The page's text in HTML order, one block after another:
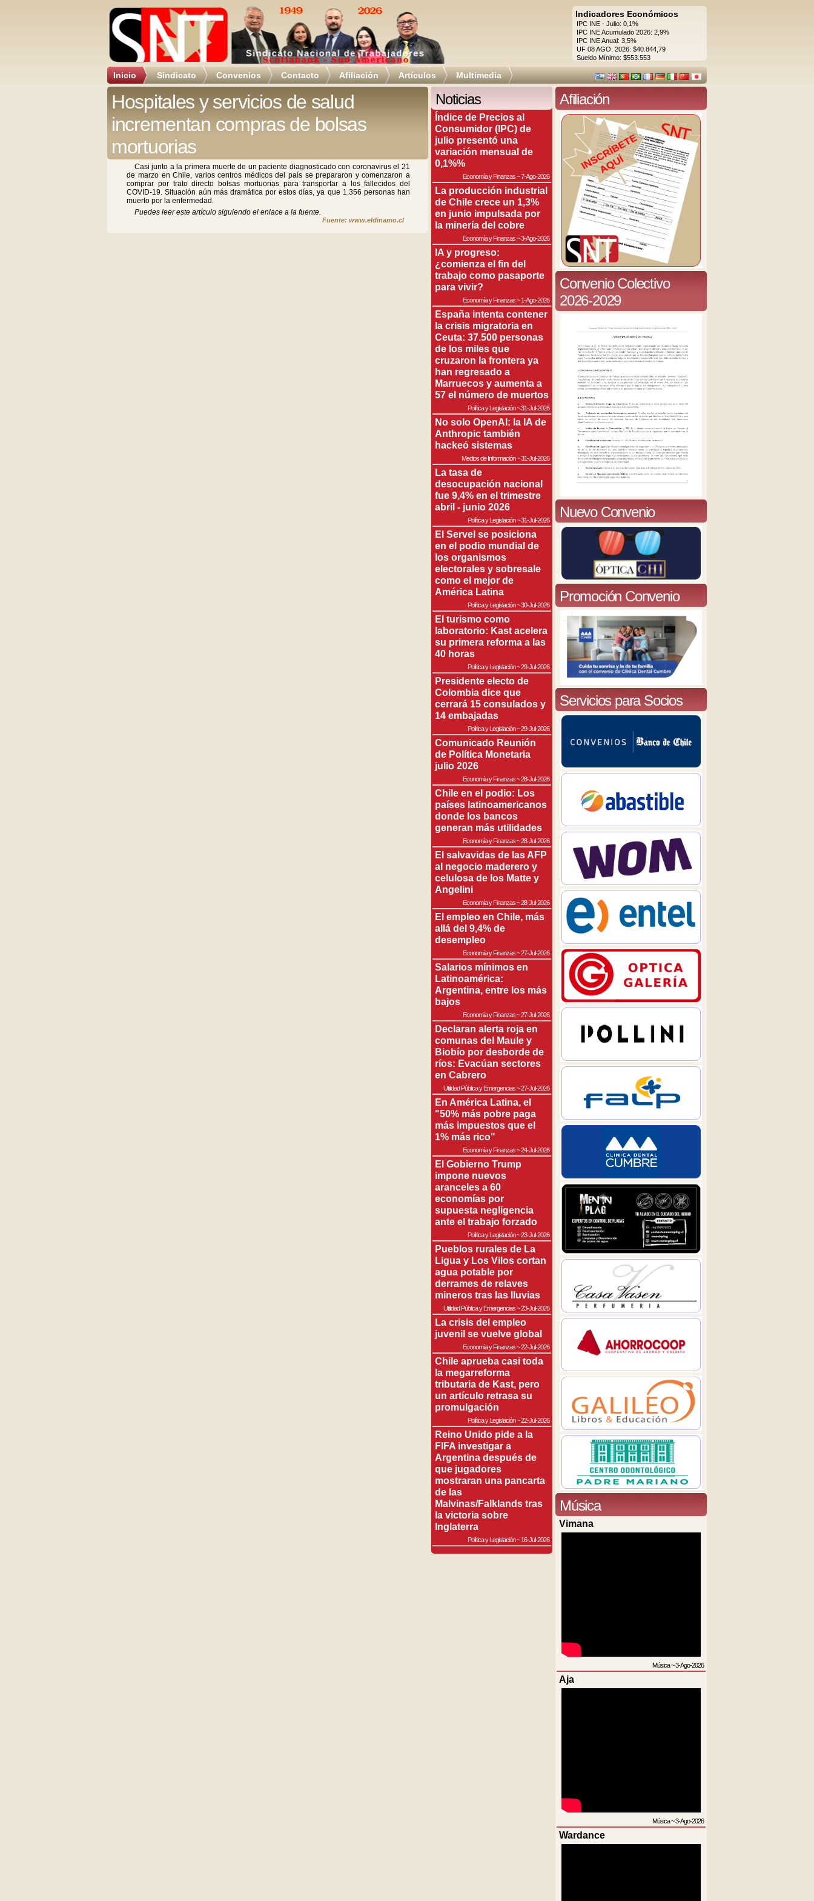
Indicadores Económicos
IPC INE - Julio: 0,1%
IPC INE Acumulado 2026: 2,9%
IPC INE Anual: 3,5%
UF 08 AGO. 2026: $40.844,79
Sueldo Mínimo: $553.553
Inicio Sindicato Convenios Contacto Afiliación Artículos Multimedia
Hospitales y servicios de salud
incrementan compras de bolsas
mortuorias
Casi junto a la primera muerte de un paciente diagnosticado con coronavirus el 21
de marzo en Chile, varios centros médicos del país se prepararon y comenzaron a
comprar por trato directo bolsas mortuorias para transportar a los fallecidos del
COVID-19. Situación aún más dramática por estos días, ya que 1.356 personas han
muerto por la enfermedad.
Puedes leer este artículo siguiendo el enlace a la fuente.
Fuente: www.eldinamo.cl
Noticias
Índice de Precios al
Consumidor (IPC) de
julio presentó una
variación mensual de
0,1%%
Economía y Finanzas~7-Ago-2026
La producción industrial
de Chile crece un 1,3%
en junio impulsada por
la minería del cobre
Economía y Finanzas~3-Ago-2026
IA y progreso:
¿comienza el fin del
trabajo como pasaporte
para vivir?
Economía y Finanzas~1-Ago-2026
España intenta contener
la crisis migratoria en
Ceuta: 37.500 personas
de los miles que
cruzaron la frontera ya
han regresado a
Marruecos y aumenta a
57 el número de muertos
Política y Legislación~31-Jul-2026
No solo OpenAI: la IA de
Anthropic también
hackeó sistemas
Medios de Información~31-Jul-2026
La tasa de
desocupación nacional
fue 9,4% en el trimestre
abril - junio 2026
Política y Legislación~31-Jul-2026
El Servel se posiciona
en el podio mundial de
los organismos
electorales y sobresale
como el mejor de
América Latina
Política y Legislación~30-Jul-2026
El turismo como
laboratorio: Kast acelera
su primera reforma a las
40 horas
Política y Legislación~29-Jul-2026
Presidente electo de
Colombia dice que
cerrará 15 consulados y
14 embajadas
Política y Legislación~29-Jul-2026
Comunicado Reunión
de Política Monetaria
julio 2026
Economía y Finanzas~28-Jul-2026
Chile en el podio: Los
países latinoamericanos
donde los bancos
generan más utilidades
Economía y Finanzas~28-Jul-2026
El salvavidas de las AFP
al negocio maderero y
celulosa de los Matte y
Angelini
Economía y Finanzas~28-Jul-2026
El empleo en Chile, más
allá del 9,4% de
desempleo
Economía y Finanzas~27-Jul-2026
Salarios mínimos en
Latinoamérica:
Argentina, entre los más
bajos
Economía y Finanzas~27-Jul-2026
Declaran alerta roja en
comunas del Maule y
Biobío por desborde de
ríos: Evacúan sectores
en Cabrero
Utilidad Pública y Emergencias~27-Jul-2026
En América Latina, el
"50% más pobre paga
más impuestos que el
1% más rico"
Economía y Finanzas~24-Jul-2026
El Gobierno Trump
impone nuevos
aranceles a 60
economías por
supuesta negligencia
ante el trabajo forzado
Política y Legislación~23-Jul-2026
Pueblos rurales de La
Ligua y Los Vilos cortan
agua potable por
derrames de relaves
mineros tras las lluvias
Utilidad Pública y Emergencias~23-Jul-2026
La crisis del empleo
juvenil se vuelve global
Economía y Finanzas~22-Jul-2026
Chile aprueba casi toda
la megarreforma
tributaria de Kast, pero
un artículo retrasa su
promulgación
Política y Legislación~22-Jul-2026
Reino Unido pide a la
FIFA investigar a
Argentina después de
que jugadores
mostraran una pancarta
de las
Malvinas/Falklands tras
la victoria sobre
Inglaterra
Política y Legislación~16-Jul-2026
Afiliación
Convenio Colectivo
2026-2029
Nuevo Convenio
Promoción Convenio
Servicios para Socios
Música
Vimana
Música~3-Ago-2026
Aja
Música~3-Ago-2026
Wardance